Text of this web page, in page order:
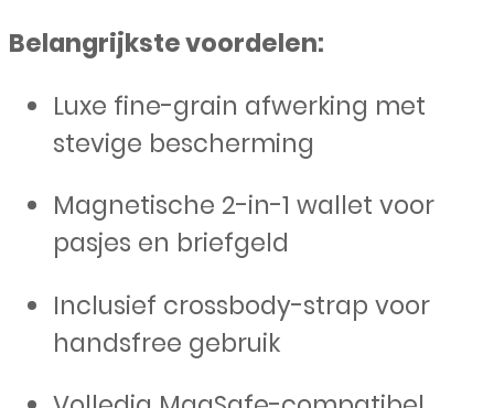
Belangrijkste voordelen:
Luxe fine-grain afwerking met
stevige bescherming
Magnetische 2-in-1 wallet voor
pasjes en briefgeld
Inclusief crossbody-strap voor
handsfree gebruik